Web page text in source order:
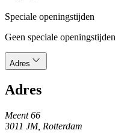
Speciale openingstijden
Geen speciale openingstijden
Adres
Adres
Meent 66
3011 JM, Rotterdam